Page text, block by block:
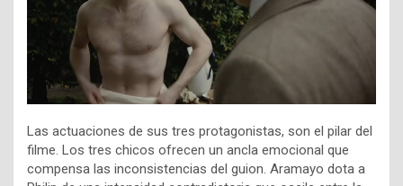
Las actuaciones de sus tres protagonistas, son el pilar del
filme. Los tres chicos ofrecen un ancla emocional que
compensa las inconsistencias del guion. Aramayo dota a